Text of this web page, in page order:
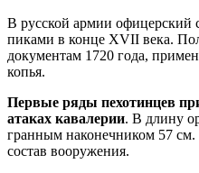
В русской армии офицерский
пиками в конце XVII века.
документам 1720 года,
копья.
Первые ряды пехотинцев
атаках кавалерии. В длину
гранным наконечником 57 см.
состав вооружения.